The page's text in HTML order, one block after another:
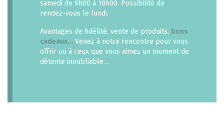
samedi de 9h00 à 18h00. Possibilité de
rendez-vous le lundi.
Avantages de fidélité, vente de produits, bons
cadeaux… Venez à notre rencontre pour vous
offrir ou à ceux que vous aimez un moment de
détente inoubliable…